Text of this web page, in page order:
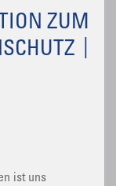
ZUM
ist uns